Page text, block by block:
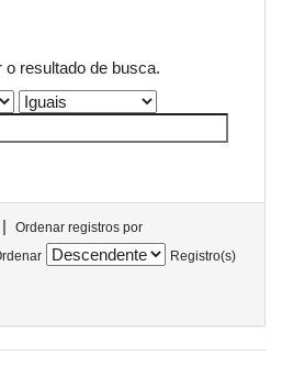
o resultado de busca.
|
Ordenar registros por
Registro(s)